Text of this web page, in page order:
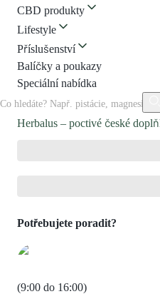
CBD produkty
Lifestyle
Příslušenství
Balíčky a poukazy
Speciální nabídka
Herbalus – poctivé české
Potřebujete poradit?
(9:00 do 16:00)